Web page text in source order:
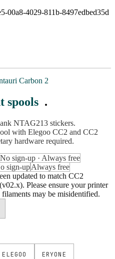
00a8-4029-811b-8497edbed35d
Carbon 2
spools .
NTAG213 stickers.
with Elegoo CC2 and CC2
hardware required.
No sign-up · Always free
sign-upAlways free
updated to match CC2
Please ensure your printer
may be misidentified.
ELEGOO ERYONE